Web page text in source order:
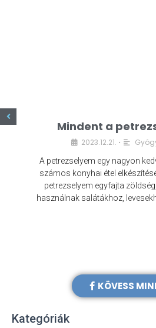
Mindent a
2023.12.21. •
A petrezselyem egy nagyon
számos konyhai étel
petrezselyem egyfajta
használnak salátákhoz,
KÖVESS
Kategóriák